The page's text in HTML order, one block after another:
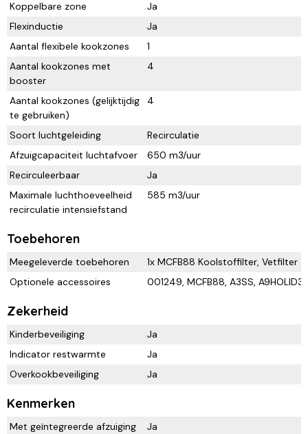
Koppelbare zone
Ja
Flexinductie
Ja
Aantal flexibele kookzones
1
Aantal kookzones met
booster
4
Aantal kookzones (gelijktijdig
te gebruiken)
4
Soort luchtgeleiding
Recirculatie
Afzuigcapaciteit luchtafvoer
650 m3/uur
Recirculeerbaar
Ja
Maximale luchthoeveelheid
recirculatie intensiefstand
585 m3/uur
Toebehoren
Meegeleverde toebehoren
1x MCFB88 Koolstoffilter, Vetfilter
Optionele accessoires
001249, MCFB88, A3SS, A9HOLID3,
Zekerheid
Kinderbeveiliging
Ja
Indicator restwarmte
Ja
Overkookbeveiliging
Ja
Kenmerken
Met geïntegreerde afzuiging Ja